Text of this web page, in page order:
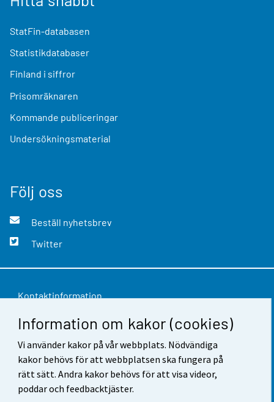
Information om kakor (cookies)
Vi använder kakor på vår webbplats. Nödvändiga
kakor behövs för att webbplatsen ska fungera på
rätt sätt. Andra kakor behövs för att visa videor,
poddar och feedbacktjäster.
StatFin-databasen
Statistikdatabaser
Finland i siffror
Prisomräknaren
Kommande publiceringar
Undersökningsmaterial
Följ oss
Beställ nyhetsbrev
Twitter
Kontaktinformation
Respons
Användarvillkor
Dataskydd
Tillgänglighet